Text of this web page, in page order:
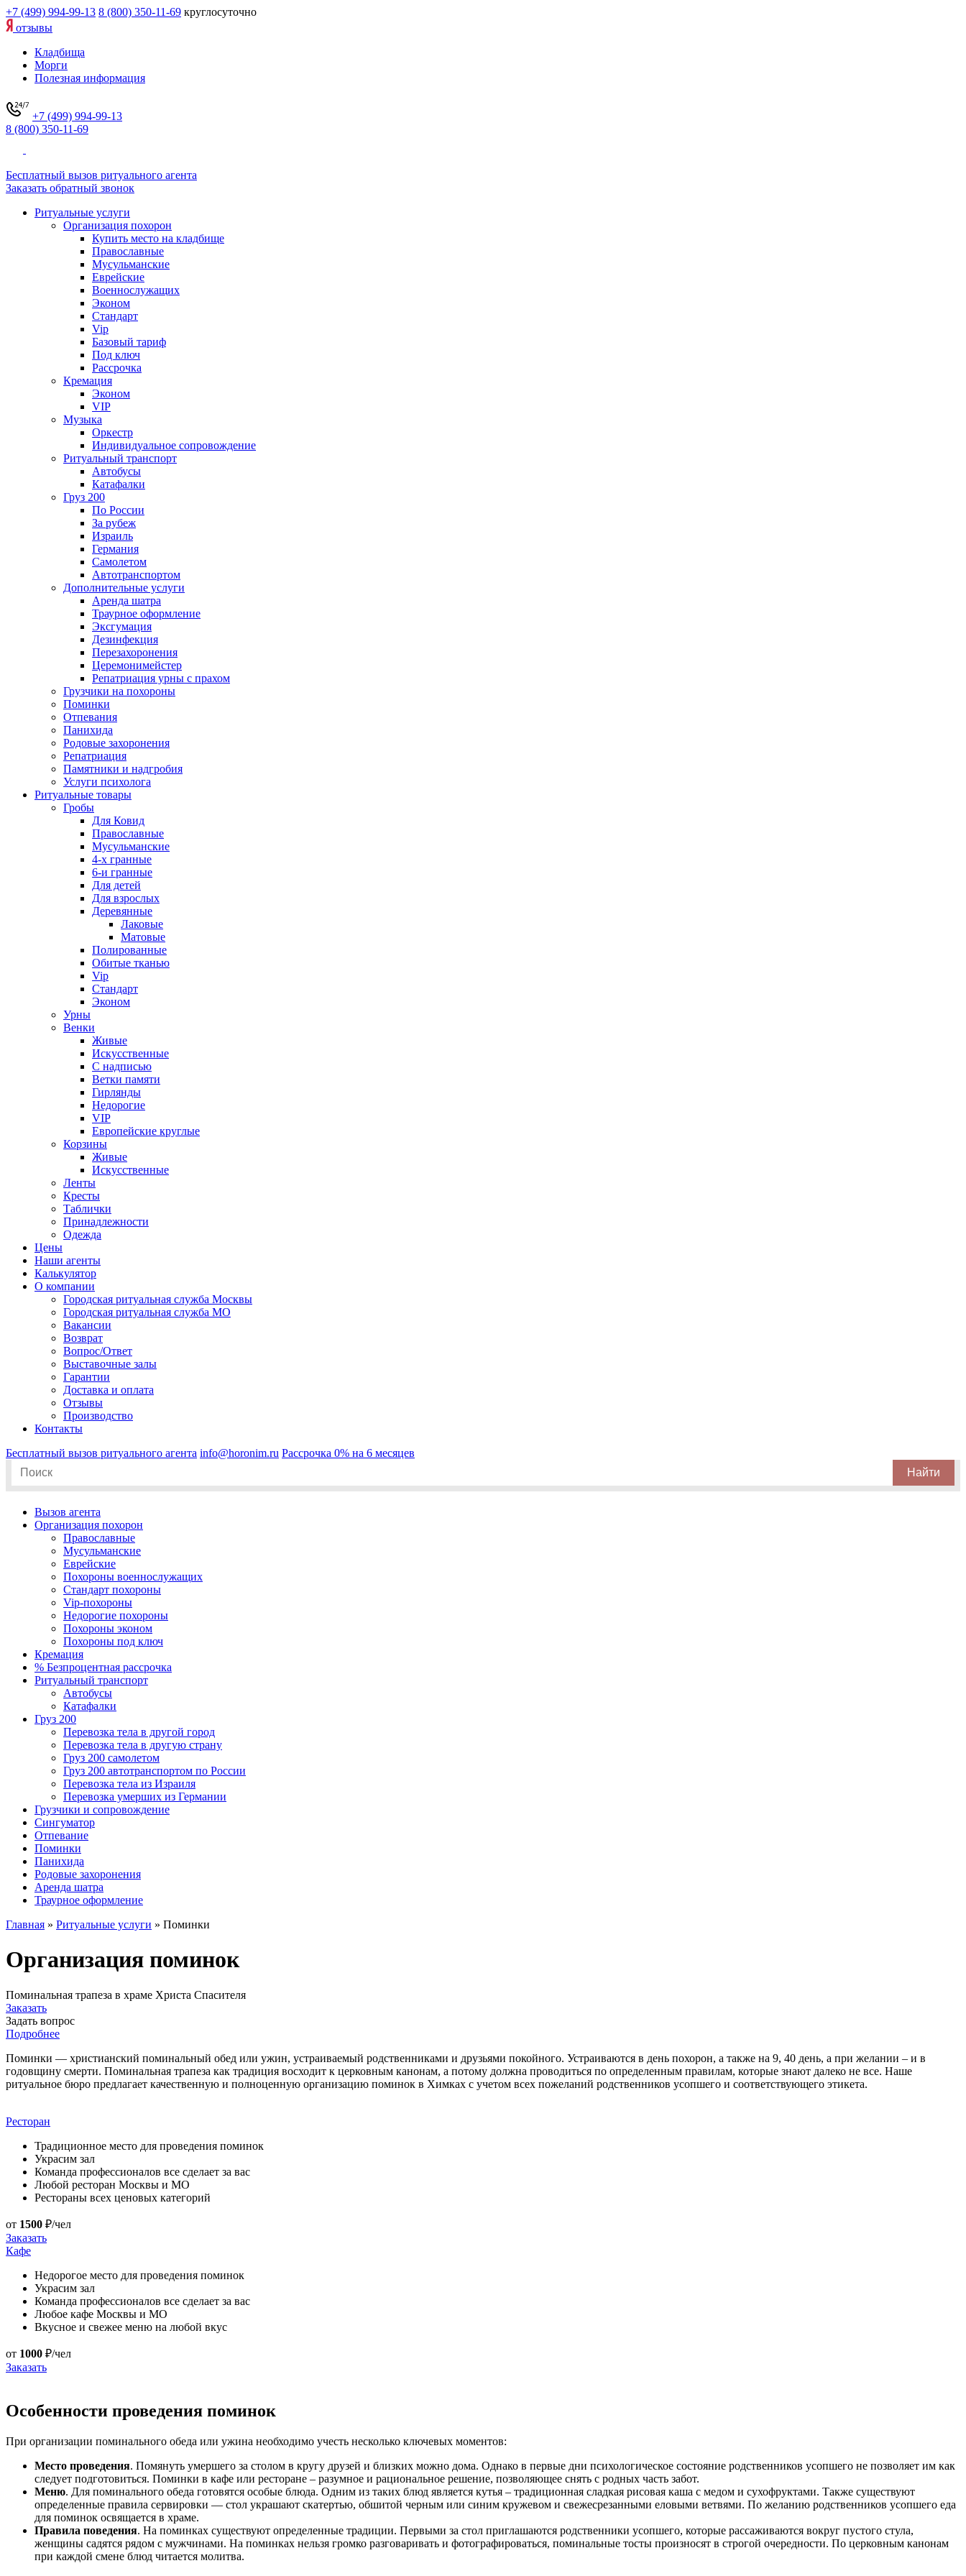
+7 (499) 994-99-13 8 (800) 350-11-69 круглосуточно
отзывы
Кладбища
Морги
Полезная информация
+7 (499) 994-99-13
8 (800) 350-11-69
Бесплатный вызов ритуального агента
Заказать обратный звонок
Ритуальные услуги
Организация похорон
Купить место на кладбище
Православные
Мусульманские
Еврейские
Военнослужащих
Эконом
Стандарт
Vip
Базовый тариф
Под ключ
Рассрочка
Кремация
Эконом
VIP
Музыка
Оркестр
Индивидуальное сопровождение
Ритуальный транспорт
Автобусы
Катафалки
Груз 200
По России
За рубеж
Израиль
Германия
Самолетом
Автотранспортом
Дополнительные услуги
Аренда шатра
Траурное оформление
Эксгумация
Дезинфекция
Перезахоронения
Церемонимейстер
Репатриация урны с прахом
Грузчики на похороны
Поминки
Отпевания
Панихида
Родовые захоронения
Репатриация
Памятники и надгробия
Услуги психолога
Ритуальные товары
Гробы
Для Ковид
Православные
Мусульманские
4-х гранные
6-и гранные
Для детей
Для взрослых
Деревянные
Лаковые
Матовые
Полированные
Обитые тканью
Vip
Стандарт
Эконом
Урны
Венки
Живые
Искусственные
С надписью
Ветки памяти
Гирлянды
Недорогие
VIP
Европейские круглые
Корзины
Живые
Искусственные
Ленты
Кресты
Таблички
Принадлежности
Одежда
Цены
Наши агенты
Калькулятор
О компании
Городская ритуальная служба Москвы
Городская ритуальная служба МО
Вакансии
Возврат
Вопрос/Ответ
Выставочные залы
Гарантии
Доставка и оплата
Отзывы
Производство
Контакты
Бесплатный вызов ритуального агента info@horonim.ru Рассрочка 0% на 6 месяцев
for:
Вызов агента
Организация похорон
Православные
Мусульманские
Еврейские
Похороны военнослужащих
Стандарт похороны
Vip-похороны
Недорогие похороны
Похороны эконом
Похороны под ключ
Кремация
% Безпроцентная рассрочка
Ритуальный транспорт
Автобусы
Катафалки
Груз 200
Перевозка тела в другой город
Перевозка тела в другую страну
Груз 200 самолетом
Груз 200 автотранспортом по России
Перевозка тела из Израиля
Перевозка умерших из Германии
Грузчики и сопровождение
Сингуматор
Отпевание
Поминки
Панихида
Родовые захоронения
Аренда шатра
Траурное оформление
Главная » Ритуальные услуги » Поминки
Организация поминок
Поминальная трапеза в храме Христа Спасителя
Заказать
Задать вопрос
Подробнее
Поминки — христианский поминальный обед или ужин, устраиваемый родственниками и друзьями покойного. Устраиваются в день похорон, а также на 9, 40 день, а при желании – и в
годовщину смерти. Поминальная трапеза как традиция восходит к церковным канонам, а потому должна проводиться по определенным правилам, которые знают далеко не все. Наше
ритуальное бюро предлагает качественную и полноценную организацию поминок в Химках с учетом всех пожеланий родственников усопшего и соответствующего этикета.
Ресторан
Традиционное место для проведения поминок
Украсим зал
Команда профессионалов все сделает за вас
Любой ресторан Москвы и МО
Рестораны всех ценовых категорий
от 1500 ₽/чел
Заказать
Кафе
Недорогое место для проведения поминок
Украсим зал
Команда профессионалов все сделает за вас
Любое кафе Москвы и МО
Вкусное и свежее меню на любой вкус
от 1000 ₽/чел
Заказать
Особенности проведения поминок
При организации поминального обеда или ужина необходимо учесть несколько ключевых моментов:
Место проведения. Помянуть умершего за столом в кругу друзей и близких можно дома. Однако в первые дни психологическое состояние родственников усопшего не позволяет им как
следует подготовиться. Поминки в кафе или ресторане – разумное и рациональное решение, позволяющее снять с родных часть забот.
Меню. Для поминального обеда готовятся особые блюда. Одним из таких блюд является кутья – традиционная сладкая рисовая каша с медом и сухофруктами. Также существуют
определенные правила сервировки — стол украшают скатертью, обшитой черным или синим кружевом и свежесрезанными еловыми ветвями. По желанию родственников усопшего еда
для поминок освящается в храме.
Правила поведения. На поминках существуют определенные традиции. Первыми за стол приглашаются родственники усопшего, которые рассаживаются вокруг пустого стула,
женщины садятся рядом с мужчинами. На поминках нельзя громко разговаривать и фотографироваться, поминальные тосты произносят в строгой очередности. По церковным канонам
при каждой смене блюд читается молитва.